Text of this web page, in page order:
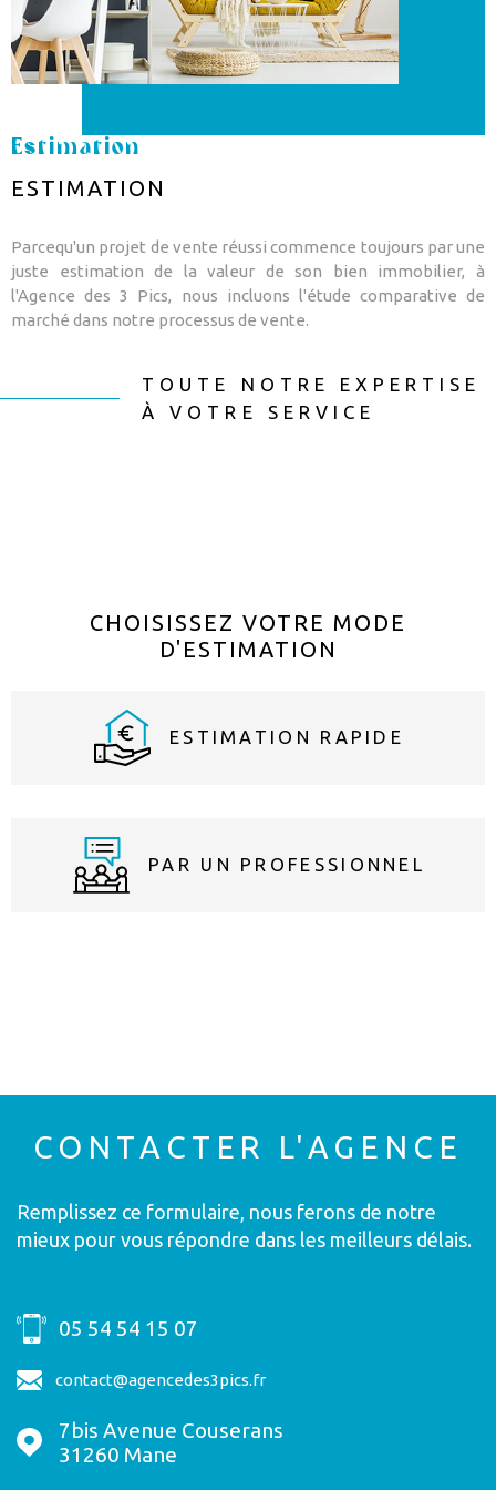
APPORTEUR
Estimation
ESTIMATION
Parcequ'un projet de vente réussi commence toujours par une
juste estimation de la valeur de son bien immobilier, à
l'Agence des 3 Pics, nous incluons l'étude comparative de
marché dans notre processus de vente.
TOUTE NOTRE EXPERTISE
À VOTRE SERVICE
CHOISISSEZ VOTRE MODE
D'ESTIMATION
ESTIMATION RAPIDE
PAR UN PROFESSIONNEL
JE RENSEIGNE LES
INFORMATIONS DE MON BIEN
Sélectionnez Le Type De Bien
CONTACTER L'AGENCE
Remplissez ce formulaire, nous ferons de notre
mieux pour vous répondre dans les meilleurs délais.
05 54 54 15 07
contact@agencedes3pics.fr
7bis Avenue Couserans
31260
Mane